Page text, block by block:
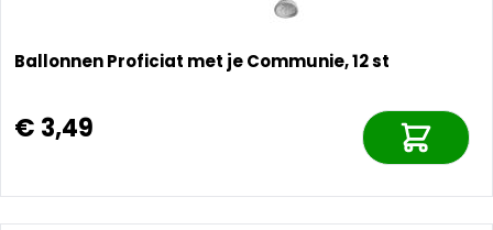
Ballonnen Proficiat met je Communie, 12 st
€ 3,49